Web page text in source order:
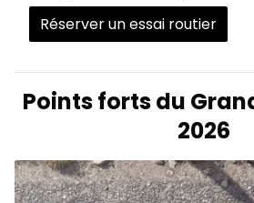
Réserver un essai routier
Points forts du
2026